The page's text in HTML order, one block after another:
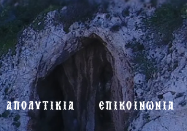
ΑΠΟΛΥΤΙΚΙΑ ΕΠΙΚΟΙΝΩΝΙΑ